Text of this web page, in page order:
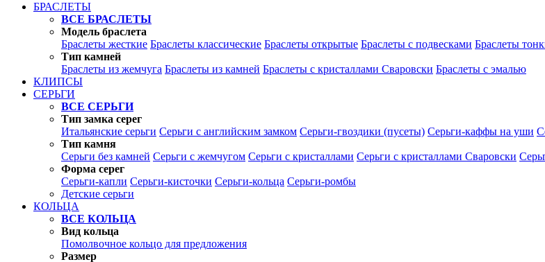
БРАСЛЕТЫ
ВСЕ БРАСЛЕТЫ
Модель браслета
Браслеты жесткие Браслеты классические Браслеты открытые Браслеты с подвесками Браслеты
Тип камней
Браслеты из жемчуга Браслеты из камней Браслеты с кристаллами Сваровски Браслеты с эмалью
КЛИПСЫ
СЕРЬГИ
ВСЕ СЕРЬГИ
Тип замка серег
Итальянские серьги Серьги с английским замком Серьги-гвоздики (пусеты) Серьги-каффы на уши
Тип камня
Серьги без камней Серьги с жемчугом Серьги с кристаллами Серьги с кристаллами Сваровски
Форма серег
Серьги-капли Серьги-кисточки Серьги-кольца Серьги-ромбы
Детские серьги
КОЛЬЦА
ВСЕ КОЛЬЦА
Вид кольца
Помолвочное кольцо для предложения
Размер